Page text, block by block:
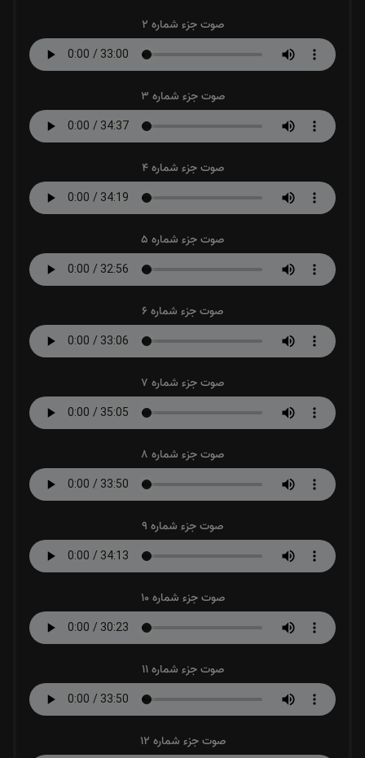
صوت جزء شماره 2
صوت جزء شماره 3
صوت جزء شماره 4
صوت جزء شماره 5
صوت جزء شماره 6
صوت جزء شماره 7
صوت جزء شماره 8
صوت جزء شماره 9
صوت جزء شماره 10
صوت جزء شماره 11
صوت جزء شماره 12